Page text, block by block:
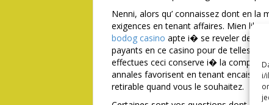
i/
Nenni, alors qu’ connaissez dont en
exigences en tenant affaires. Mien
bodog casino apte i� se reveler
payants en ce casino pour de telles
effectues ceci conserve i� la
annales favorisent en tenant
retirable quand vous le souhaitez.